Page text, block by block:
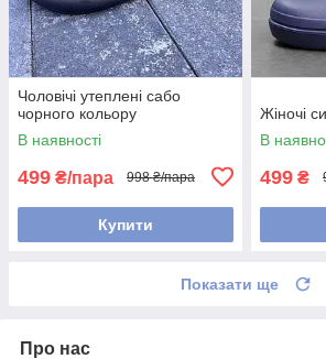
Чоловічі утеплені сабо
чорного кольору
В наявності
499 ₴/пара 998 ₴/пара
Купити
Жіночі
В
499 ₴
Показати ще
Про нас